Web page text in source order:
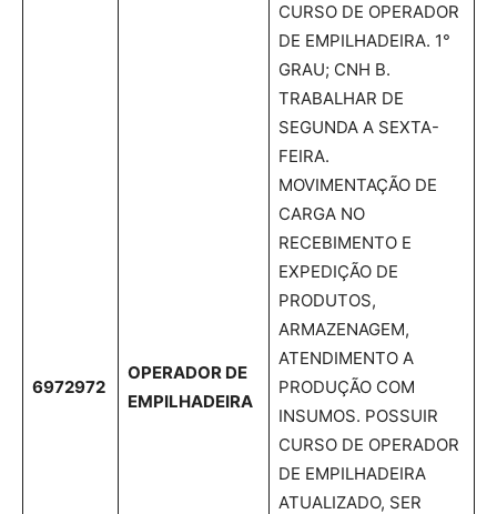
6972972
OPERADOR DE
EMPILHADEIRA
CURSO DE OPERADOR
DE EMPILHADEIRA. 1°
GRAU; CNH B.
TRABALHAR DE
SEGUNDA A SEXTA-
FEIRA.
MOVIMENTAÇÃO DE
CARGA NO
RECEBIMENTO E
EXPEDIÇÃO DE
PRODUTOS,
ARMAZENAGEM,
ATENDIMENTO A
PRODUÇÃO COM
INSUMOS. POSSUIR
CURSO DE OPERADOR
DE EMPILHADEIRA
ATUALIZADO, SER